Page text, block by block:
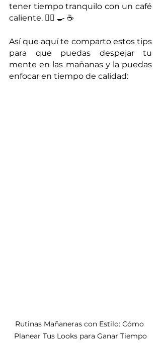
tener tiempo tranquilo con un café
caliente. 🏋️‍♀️ 🍳 ☕️
Así que aquí te comparto estos tips
para que puedas despejar tu
mente en las mañanas y la puedas
enfocar en tiempo de calidad:
Rutinas Mañaneras con Estilo: Cómo
Planear Tus Looks para Ganar Tiempo